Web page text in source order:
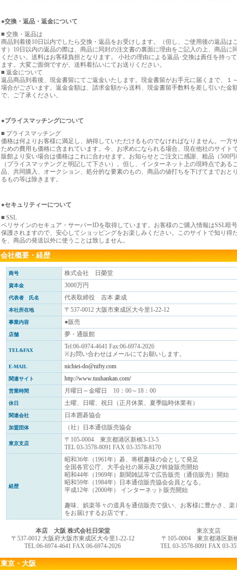
●交換・返品・返金について
■ 交換・返品は
商品到着後10日以内でしたら交換・返品をお受けします。（但し、ご使用後の返品は
す）10日以内の返品の際は、商品に同封の注文書の裏面に理由をご記入の上、商品に
ください。送料はお客様負担となります。 小社の理由による返品･交換は責任を持っ
ます。大変ご面倒ですが、送料着払いにてお送りください。
■ 返金について
返品商品到着後、現金書留にてご返金いたします。現金書留がお手元に届くまで、１
場合がございます。返金金額は、請求金額から送料、現金書留手数料を差し引いた金
で、ご了承ください。
●プライスマッチングについて
■ プライスマッチング
価格は何よりお客様に満足し、納得していただけるものでなければなりません。一方
ための費用も価格に含まれています。今、お求めになられる場合、現在他社のサイト
販館より安い場合は価格はこれに合わせます。お知らせとご注文に感謝、粗品（500円
（プライスマッチングと明記して下さい）。但し、インターネット上の現時点である
品、共同購入、オークション、処分的な要素のもの、商品の値打ちを下げてまでおと
るもの等は除きます。
●セキュリティーについて
■ SSL
ベリサインのセキュア・サーバーIDを取得しています。お客様のご購入情報はSSL暗
保護されますので、安心してショッピングをお楽しみください。このサイトで知り得
を、商品の発送以外に使うことは致しません。
会社概要・経歴
商号 株式会社 日榮堂
資本金 3000万円
代表者 氏名 代表取締役 吉本 豪成
本社所在地 〒537-0012 大阪市東成区大今里1-22-12
事業内容 ●販売
店舗 夢・通販館
TEL&FAX
Tel:06-6974-4641 Fax:06-6974-2026
※お問い合わせはメールにてお願いします。
E-MAIL nichiei-do@nifty.com
関連サイト http://www.tuuhankan.com/
営業時間 月曜日～金曜日 10：00～18：00
休日 土曜、日曜、祝日（正月休業、夏季臨時休業有）
関連会社 日本囲碁協会
加盟団体 （社）日本通信販売協会
東京支店
〒105-0004 東京都港区新橋3-13-5
TEL 03-3578-8091 FAX 03-3578-8170
経歴
昭和36年（1961年）碁、将棋趣味の会として発足
全国各官公庁、大手会社の展示及び斡旋販売開始
昭和44年（1969年）新聞雑誌等で広告販売（通信販売）開始
昭和59年（1984年）日本通信販売協会会員となる。
平成12年（2000年） インターネット販売開始
趣味、娯楽等々の道具を通信販売で扱い、お客様に豊かさ、楽
をお届けするお店です。
本店 大阪 株式会社日栄堂
〒537-0012 大阪府大阪市東成区大今里1-22-12
TEL:06-6974-4641 FAX:06-6974-2026
東京支店
〒105-0004 東京都港区新
TEL 03-3578-8091 FAX 03-
東京・大阪